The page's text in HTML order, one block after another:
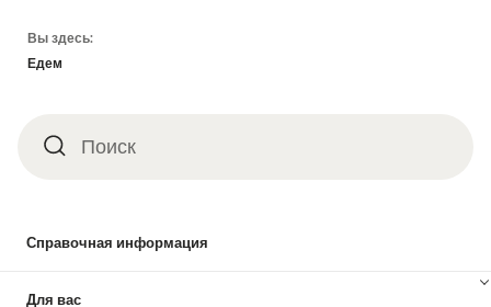
Вы здесь:
Едем
ПоискПоиск
Справочная информация
Для вас